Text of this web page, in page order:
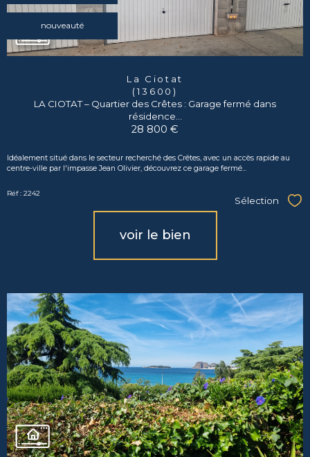
nouveauté
La Ciotat
(13600)
LA CIOTAT – Quartier des Crêtes : Garage fermé dans
résidence...
28 800 €
Idéalement situé dans le secteur recherché des Crêtes, avec un accès rapide au
centre-ville par l'impasse Jean Olivier, découvrez ce garage fermé...
Réf : 2242
Sélection
voir le bien